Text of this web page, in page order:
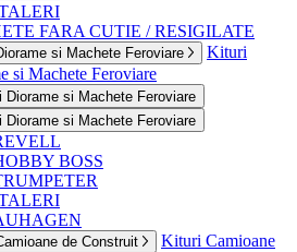
FARA CUTIE / RESIGILATE
si Machete Feroviare
Kituri
si Machete Feroviare
Diorame si Machete Feroviare
Diorame si Machete Feroviare
BOSS
de Construit
Kituri Camioane